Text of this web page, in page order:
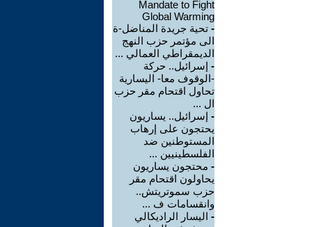
Mandate to Fight
Global Warming
- تحية جريدة المناضل-ة
الى مؤتمر حزب النهج
الديمقراطي العمالي ...
- إسرائيل.. حركة
-الوقوف معا- اليسارية
تحاول اقتحام مقر حزب
ال ...
- إسرائيل.. يساريون
يحتجون على إرهاب
المستوطنين ضد
الفلسطينيين ...
- محتجون يساريون
يحاولون اقتحام مقر
حزب سموتريتش..
وانقسامات ف ...
- اليسار الراديكالي